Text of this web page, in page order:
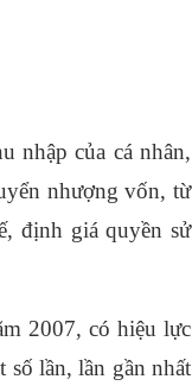
nhập của cá nhân,
nhượng vốn, từ
định giá quyền sử
2007, có hiệu lực
lần, lần gần nhất